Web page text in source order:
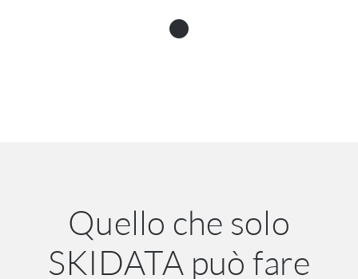
Quello che solo
SKIDATA può fare